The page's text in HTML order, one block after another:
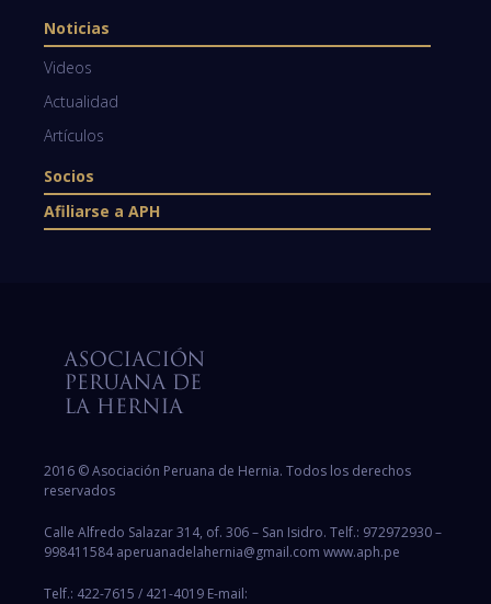
Noticias
Videos
Actualidad
Artículos
Socios
Afiliarse a APH
2016 © Asociación Peruana de Hernia. Todos los derechos
reservados
Calle Alfredo Salazar 314, of. 306 – San Isidro. Telf.: 972972930 –
998411584 aperuanadelahernia@gmail.com www.aph.pe
Telf.: 422-7615 / 421-4019 E-mail: